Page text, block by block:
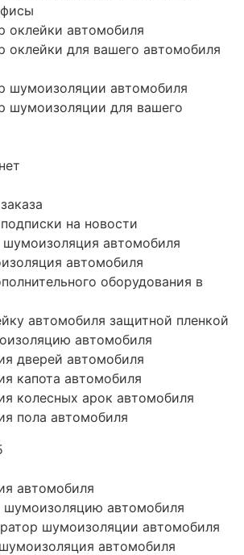
оклейки автомобиля
оклейки для вашего автомобиля
шумоизоляции автомобиля
шумоизоляции для вашего
на новости
шумоизоляция автомобиля
автомобиля
оборудования в
автомобиля защитной пленкой
автомобиля
дверей автомобиля
капота автомобиля
колесных арок автомобиля
пола автомобиля
автомобиля
шумоизоляцию автомобиля
шумоизоляции автомобиля
автомобиля